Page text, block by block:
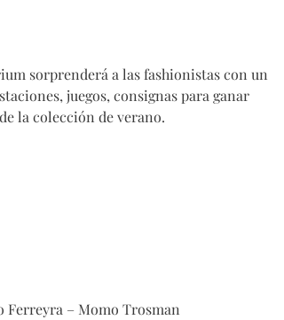
sorprenderá a las fashionistas con un
juegos, consignas para ganar
la colección de verano.
Ferreyra – Momo Trosman